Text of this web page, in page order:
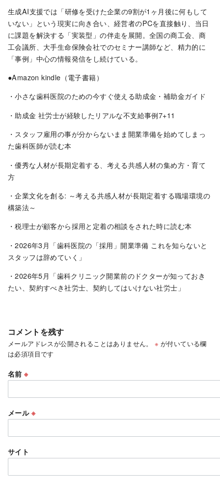
生成AI支援では「研修を受けた企業の9割が1ヶ月後に何もして
いない」という現実に向き合い、経営者のPCを直接触り、当日
に課題を解決する「実装型」の伴走を展開。全国の商工会、商
工会議所、大手生命保険会社でのセミナー講師など、精力的に
「事例」中心の情報発信をし続けている。
●Amazon kindle（電子書籍）
・小さな歯科医院のための今すぐ使える助成金・補助金ガイド
・助成金 社労士が経験したリアルな不支給事例7+11
・スタッフ雇用の事が分からないまま開業準備を始めてしまっ
た歯科医師が読む本
・優秀な人材が長期定着する、考える共感人材の集め方・育て
方
・企業文化を創る: ～考える共感人材が長期定着する職場環境の
構築法～
・税理士が顧客から採用と定着の相談をされた時に読む本
・2026年3月「歯科医院の「採用」開業準備 これを知らないと
スタッフは辞めていく」
・2026年5月「歯科クリニック開業前のドクターが知っておき
たい、契約すべき社労士、契約してはいけない社労士」
コメントを残す
メールアドレスが公開されることはありません。 ※ が付いている欄
は必須項目です
名前※
メール ※
サイト